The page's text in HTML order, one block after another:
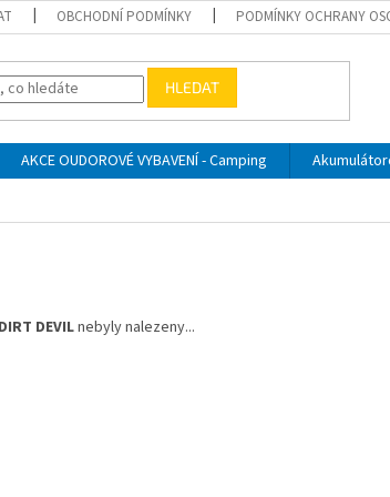
OBCHODNÍ PODMÍNKY PODMÍNKY OCHRANY
HLEDAT
AKCE OUDOROVÉ VYBAVENÍ - Camping
DIRT DEVILnebyly nalezeny...